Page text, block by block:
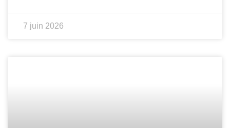
7 juin 2026